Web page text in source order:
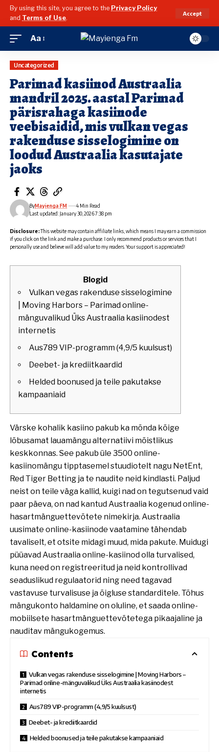
By using this site, you agree to the Privacy Policy
and Terms of Use.
Accept
Aa
Uncategorized
Parimad kasiinod Austraalia
mandril 2025. aastal Parimad
pärisrahaga kasiinode
veebisaidid, mis vulkan vegas
rakenduse sisselogimine on
loodud Austraalia kasutajate
jaoks
Last updated: January 30, 2026 7:38 pm
ByMayienga FM 4 Min Read
Disclosure:This website may contain affiliate links, which means I may earn a commission
if you click on the link and make a purchase. I only recommend products or services that I
personally use and believe will add value to my readers. Your support is appreciated!
Blogid
Vulkan vegas rakenduse sisselogimine
| Moving Harbors – Parimad online-
mänguvalikud Üks Austraalia kasiinodest
internetis
Aus789 VIP-programm (4,9/5 kuulsust)
Deebet- ja krediitkaardid
Helded boonused ja teile pakutakse
kampaaniaid
Värske kohalik kasiino pakub ka mõnda kõige
lõbusamat lauamängu alternatiivi mõistlikus
keskkonnas. See pakub üle 3500 online-
kasiinomängu tipptasemel stuudiotelt nagu NetEnt,
Red Tiger Betting ja te naudite neid kindlasti. Paljud
neist on teile väga kallid, kuigi nad on tegutsenud vaid
paar päeva, on nad kantud Austraalia kogenud online-
hasartmänguettevõtete nimekirja. Austraalia
uusimate online-kasiinode vaatamine tähendab
tavaliselt, et otsite midagi muud, mida pakute. Muidugi
püüavad Austraalia online-kasiinod olla turvalised,
kuna need on registreeritud ja neid kontrollivad
seaduslikud regulaatorid ning need tagavad
vastavuse turvalisuse ja õigluse standarditele. Tõhus
mängukonto haldamine on oluline, et saada online-
mobiilsete hasartmänguettevõtetega pikaajaline ja
nauditav mängukogemus.
Contents
Vulkan vegas rakenduse sisselogimine | Moving Harbors –
Parimad online-mänguvalikud Üks Austraalia kasiinodest
internetis
Aus789 VIP-programm (4,9/5 kuulsust)
Deebet- ja krediitkaardid
Helded boonused ja teile pakutakse kampaaniaid